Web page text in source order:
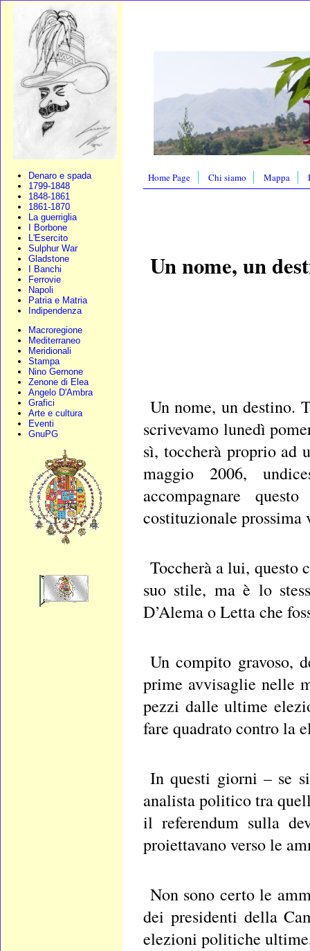
Denaro e spada
1799-1848
1848-1861
1861-1870
La guerriglia
I Borbone
L'Esercito
Sulphur War
Gladstone
I Banchi
Ferrovie
Napoli
Patria e Matria
Indipendenza
Macroregione
Mediterraneo
Meridionali
Stampa
Nino Gernone
Zenone di Elea
Angelo D'Ambra
Grafici
Arte e cultura
Eventi
GnuPG
Home Page Chi siamo Mappa
Un nome, un
Un nome, un destino.
scrivevamo lunedì
sì, toccherà proprio ad
maggio 2006,
accompagnare
costituzionale prossima
Toccherà a lui, questo
suo stile, ma è lo
D’Alema o Letta che
Un compito gravoso,
prime avvisaglie nelle
pezzi dalle ultime
fare quadrato contro la
In questi giorni – se
analista politico tra
il referendum sulla
proiettavano verso le
Non sono certo le
dei presidenti della
elezioni politiche